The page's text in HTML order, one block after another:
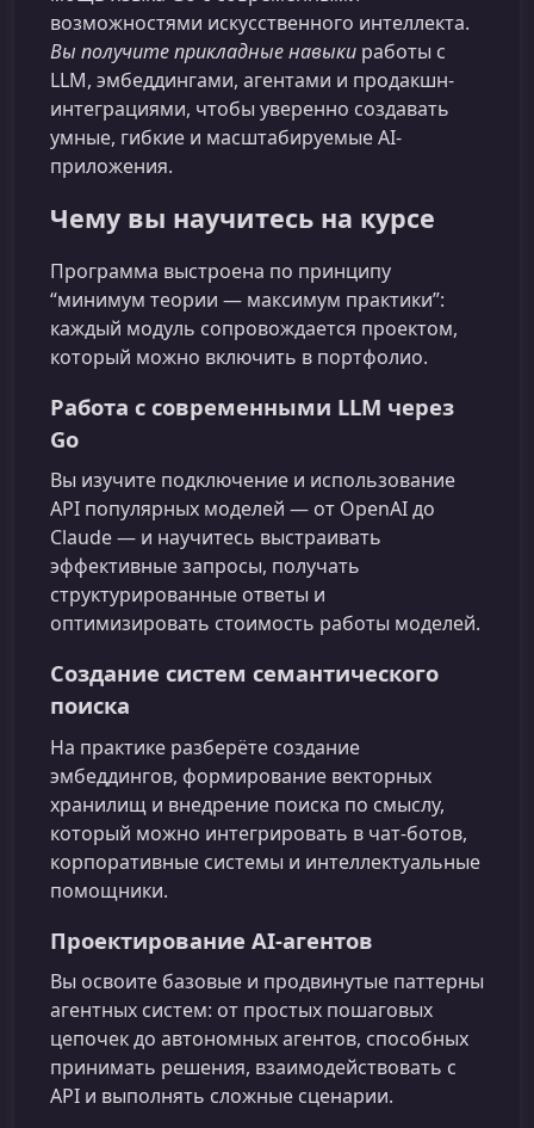
возможностями искусственного интеллекта.
Вы получите прикладные навыки работы с
LLM, эмбеддингами, агентами и продакшн-
интеграциями, чтобы уверенно создавать
умные, гибкие и масштабируемые AI-
приложения.
Чему вы научитесь на курсе
Программа выстроена по принципу
“минимум теории — максимум практики”:
каждый модуль сопровождается проектом,
который можно включить в портфолио.
Работа с современными LLM через
Go
Вы изучите подключение и использование
API популярных моделей — от OpenAI до
Claude — и научитесь выстраивать
эффективные запросы, получать
структурированные ответы и
оптимизировать стоимость работы моделей.
Создание систем семантического
поиска
На практике разберёте создание
эмбеддингов, формирование векторных
хранилищ и внедрение поиска по смыслу,
который можно интегрировать в чат-ботов,
корпоративные системы и интеллектуальные
помощники.
Проектирование AI-агентов
Вы освоите базовые и продвинутые паттерны
агентных систем: от простых пошаговых
цепочек до автономных агентов, способных
принимать решения, взаимодействовать с
API и выполнять сложные сценарии.